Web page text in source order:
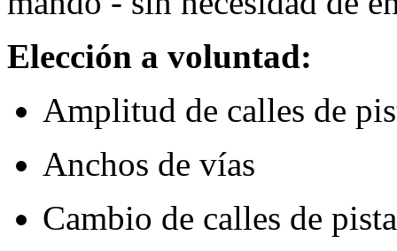
Elección a voluntad:
Amplitud de calles de
Anchos de vías
Cambio de calles de